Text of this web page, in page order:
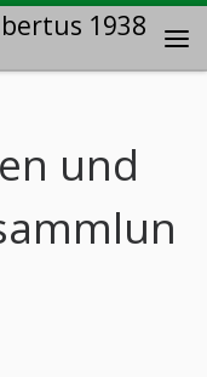
1938
und